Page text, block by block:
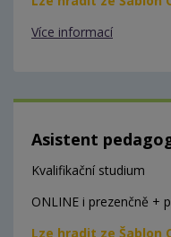
Více informací
Asistent
Kvalifikační studium
ONLINE i prezenčně +
Lze hradit ze Šablon